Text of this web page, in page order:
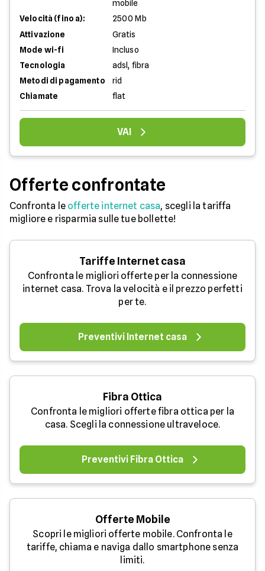
mobile
Velocità (fino a):
2500 Mb
Attivazione
Gratis
Mode wi-fi
Incluso
Tecnologia
adsl, fibra
Metodi di pagamento
rid
Chiamate
flat
VAI
Offerte confrontate
Confronta le offerte internet casa, scegli la tariffa
migliore e risparmia sulle tue bollette!
Tariffe Internet casa
Confronta le migliori offerte per la connessione
internet casa. Trova la velocità e il prezzo perfetti
per te.
Preventivi Internet casa
Fibra Ottica
Confronta le migliori offerte fibra ottica per la
casa. Scegli la connessione ultraveloce.
Preventivi Fibra Ottica
Offerte Mobile
Scopri le migliori offerte mobile. Confronta le
tariffe, chiama e naviga dallo smartphone senza
limiti.